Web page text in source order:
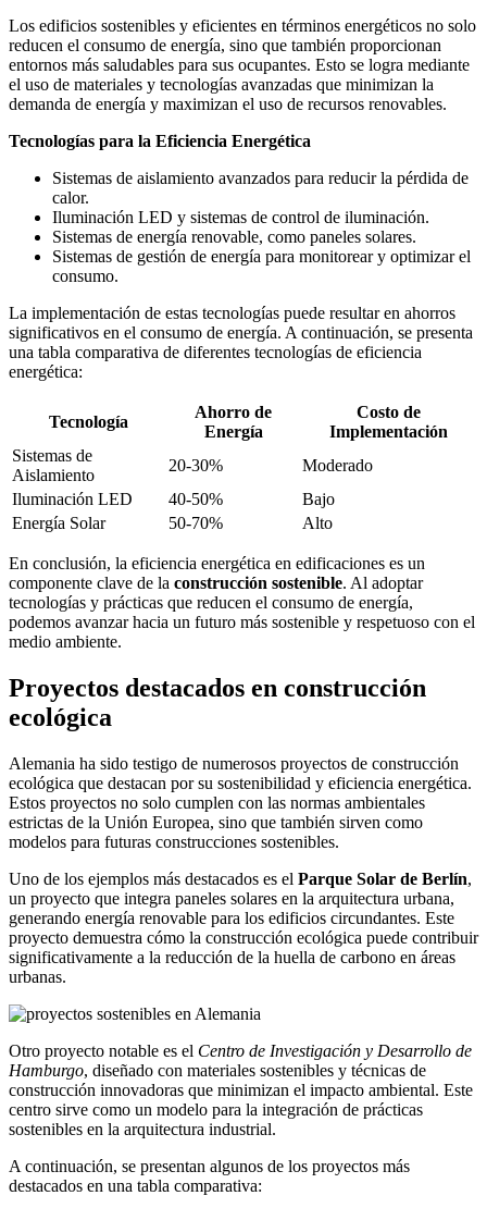
Los edificios sostenibles y eficientes en términos energéticos no solo
reducen el consumo de energía, sino que también proporcionan
entornos más saludables para sus ocupantes. Esto se logra mediante
el uso de materiales y tecnologías avanzadas que minimizan la
demanda de energía y maximizan el uso de recursos renovables.
Tecnologías para la Eficiencia Energética
Sistemas de aislamiento avanzados para reducir la pérdida de
calor.
Iluminación LED y sistemas de control de iluminación.
Sistemas de energía renovable, como paneles solares.
Sistemas de gestión de energía para monitorear y optimizar el
consumo.
La implementación de estas tecnologías puede resultar en ahorros
significativos en el consumo de energía. A continuación, se presenta
una tabla comparativa de diferentes tecnologías de eficiencia
energética:
Tecnología
Ahorro de
Energía
Costo de
Implementación
Sistemas de
Aislamiento
20-30%
Moderado
Iluminación LED
40-50%
Bajo
Energía Solar
50-70% Alto
En conclusión, la eficiencia energética en edificaciones es un
componente clave de la construcción sostenible. Al adoptar
tecnologías y prácticas que reducen el consumo de energía,
podemos avanzar hacia un futuro más sostenible y respetuoso con el
medio ambiente.
Proyectos destacados en construcción
ecológica
Alemania ha sido testigo de numerosos proyectos de construcción
ecológica que destacan por su sostenibilidad y eficiencia energética.
Estos proyectos no solo cumplen con las normas ambientales
estrictas de la Unión Europea, sino que también sirven como
modelos para futuras construcciones sostenibles.
Uno de los ejemplos más destacados es el Parque Solar de Berlín,
un proyecto que integra paneles solares en la arquitectura urbana,
generando energía renovable para los edificios circundantes. Este
proyecto demuestra cómo la construcción ecológica puede contribuir
significativamente a la reducción de la huella de carbono en áreas
urbanas.
Otro proyecto notable es el Centro de Investigación y Desarrollo de
Hamburgo, diseñado con materiales sostenibles y técnicas de
construcción innovadoras que minimizan el impacto ambiental. Este
centro sirve como un modelo para la integración de prácticas
sostenibles en la arquitectura industrial.
A continuación, se presentan algunos de los proyectos más
destacados en una tabla comparativa: